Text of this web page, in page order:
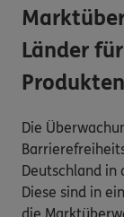
Länder
Die
Deutschland in
Diese sind in